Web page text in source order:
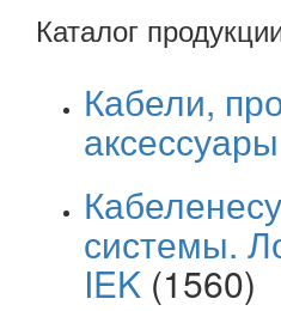
Каталог
Кабели,
аксессуары
системы.
IEK (1560)